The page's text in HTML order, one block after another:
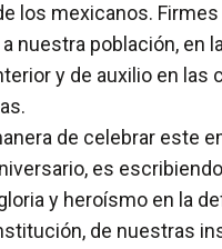
los mexicanos.
nuestra población, en
y de auxilio en las
de celebrar este
es
y heroísmo en la
de nuestras